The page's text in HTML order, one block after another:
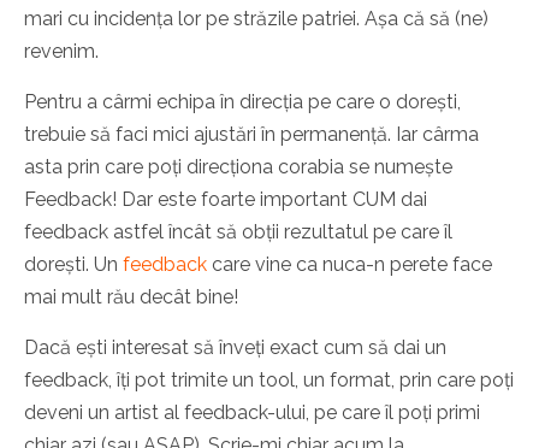
mari cu incidența lor pe străzile patriei. Așa că să (ne)
revenim.
Pentru a cârmi echipa în direcția pe care o dorești,
trebuie să faci mici ajustări în permanență. Iar cârma
asta prin care poți direcționa corabia se numește
Feedback! Dar este foarte important CUM dai
feedback astfel încât să obții rezultatul pe care îl
dorești. Un feedback care vine ca nuca-n perete face
mai mult rău decât bine!
Dacă ești interesat să înveți exact cum să dai un
feedback, îți pot trimite un tool, un format, prin care poți
deveni un artist al feedback-ului, pe care îl poți primi